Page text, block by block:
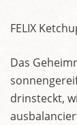
FELIX
Das
drinsteckt,